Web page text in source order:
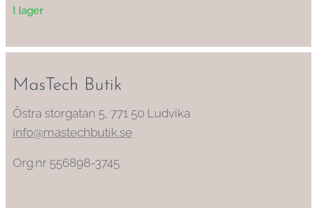
I lager
MasTech Butik
Östra storgatan 5, 771 50 Ludvika
info@mastechbutik.se
Org.nr 556898-3745